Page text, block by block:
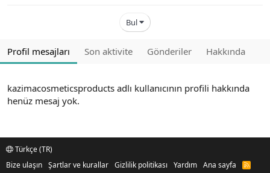
Bul
Profil mesajları Son aktivite Gönderiler Hakkında
kazimacosmeticsproducts adlı kullanıcının profili hakkında
henüz mesaj yok.
Türkçe (TR)
Bize ulaşın Şartlar ve kurallar Gizlilik politikası Yardım Ana sayfa
R